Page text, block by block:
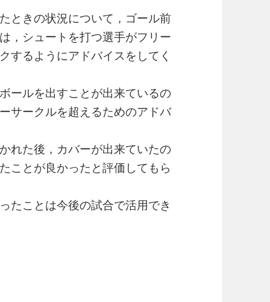
ときの状況について，ゴール前
，シュートを打つ選手がフリー
するようにアドバイスをしてく
ールを出すことが出来ているの
サークルを超えるためのアドバ
れた後，カバーが出来ていたの
ことが良かったと評価してもら
たことは今後の試合で活用でき